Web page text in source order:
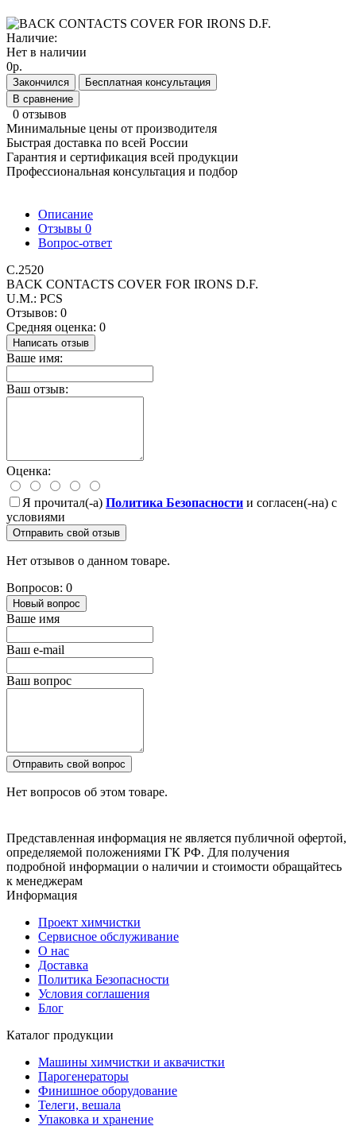
Наличие:
Нет в наличии
0р.
Закончился
Бесплатная консультация
В сравнение
0 отзывов
Минимальные цены от производителя
Быстрая доставка по всей России
Гарантия и сертификация всей продукции
Профессиональная консультация и подбор
Описание
Отзывы 0
Вопрос-ответ
C.2520
BACK CONTACTS COVER FOR IRONS D.F.
U.M.: PCS
Отзывов: 0
Средняя оценка: 0
Написать отзыв
Ваше имя:
Ваш отзыв:
Оценка:
Я прочитал(-а) Политика Безопасности и согласен(-на) с
условиями
Отправить свой отзыв
Нет отзывов о данном товаре.
Вопросов: 0
Новый вопрос
Ваше имя
Ваш e-mail
Ваш вопрос
Отправить свой вопрос
Нет вопросов об этом товаре.
Представленная информация не является публичной офертой,
определяемой положениями ГК РФ. Для получения
подробной информации о наличии и стоимости обращайтесь
к менеджерам
Информация
Проект химчистки
Сервисное обслуживание
О нас
Доставка
Политика Безопасности
Условия соглашения
Блог
Каталог продукции
Машины химчистки и аквачистки
Парогенераторы
Финишное оборудование
Телеги, вешала
Упаковка и хранение